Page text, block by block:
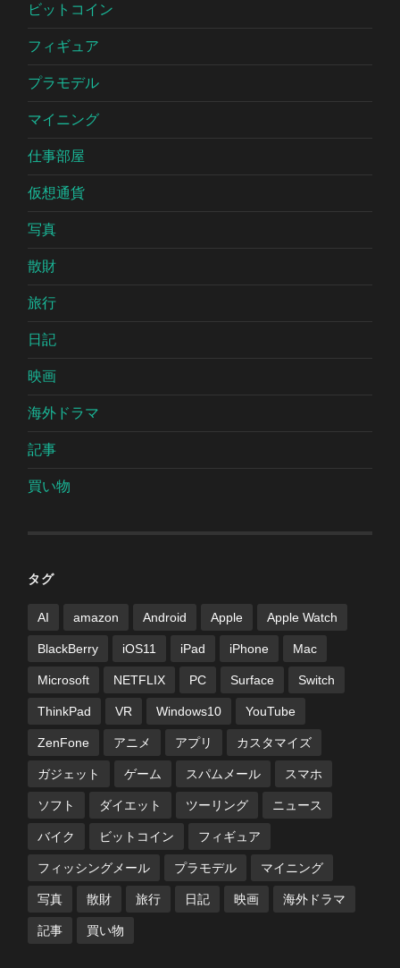
ビットコイン
フィギュア
プラモデル
マイニング
仕事部屋
仮想通貨
写真
散財
旅行
日記
映画
海外ドラマ
記事
買い物
タグ
AI amazon Android Apple Apple Watch
BlackBerry iOS11 iPad iPhone Mac
Microsoft NETFLIX PC Surface Switch
ThinkPad VR Windows10 YouTube
ZenFone アニメ アプリ カスタマイズ
ガジェット ゲーム スパムメール スマホ
ソフト ダイエット ツーリング ニュース
バイク ビットコイン フィギュア
フィッシングメール プラモデル マイニング
写真 散財 旅行 日記 映画 海外ドラマ
記事 買い物